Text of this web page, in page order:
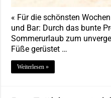
« Für die schönsten
und Bar: Durch das bunte
Sommerurlaub zum
Füße gerüstet …
Weiterlesen »